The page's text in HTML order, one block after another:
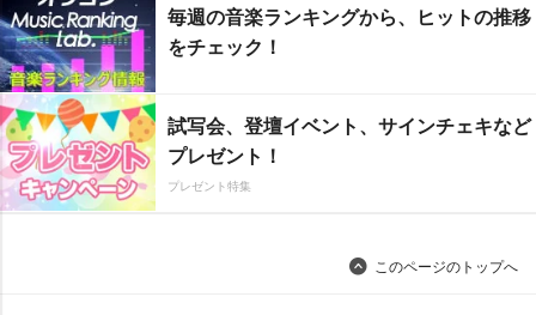
毎週の音楽ランキングから、ヒットの推移
をチェック！
試写会、登壇イベント、サインチェキなど
プレゼント！
プレゼント特集
このページのトップへ